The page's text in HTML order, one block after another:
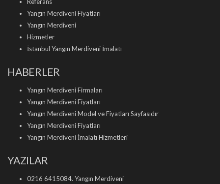
Yangın Merdiveni Fiyatları
Yangın Merdiveni
Hizmetler
İstanbul Yangın Merdiveni İmalatı
HABERLER
Yangın Merdiveni Firmaları
Yangın Merdiveni Fiyatları
Yangın Merdiveni Model ve Fiyatları Sayfasıdır
Yangın Merdiveni Fiyatları
Yangın Merdiveni İmalatı Hizmetleri
YAZILAR
0216 6415084. Yangın Merdiveni